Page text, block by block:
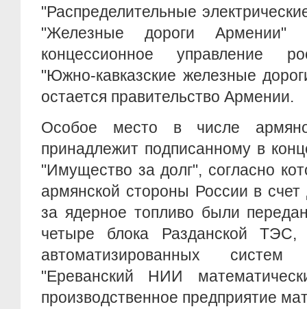
"Распределительные
"Железные дороги
концессионное управление
"Южно-кавказские железные
остается правительство Армении.
Особое место в числе армяно-
принадлежит подписанному в
"Имущество за долг", согласно
армянской стороны России в
за ядерное топливо были
четыре блока Разданской
автоматизированных
"Ереванский НИИ
производственное предприятие